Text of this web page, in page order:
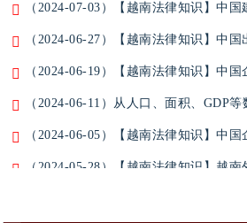
(2026-08-04) 油价和食品价格回落带动
(2026-08-04) 农林水产品出口增长近12%
(2026-08-04) 越南修订《海关法》 促
(2026-08-03) 越南水果在中国市场迎“飞
(2026-08-03) 隆城机场航站楼进入收尾
（2024-07-03）【越南法律知识】中
（2024-06-27）【越南法律知识】中
（2024-06-19）【越南法律知识】中
（2024-06-11）从人口、面积、GDP
（2024-06-05）【越南法律知识】中
（2024-05-28）【越南法律知识】越